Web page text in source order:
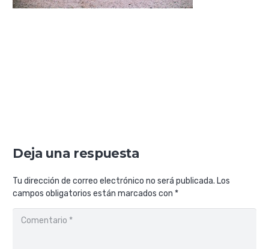
Deja una respuesta
Tu dirección de correo electrónico no será publicada. Los
campos obligatorios están marcados con *